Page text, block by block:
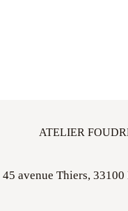
ATELIER
45 avenue Thiers,